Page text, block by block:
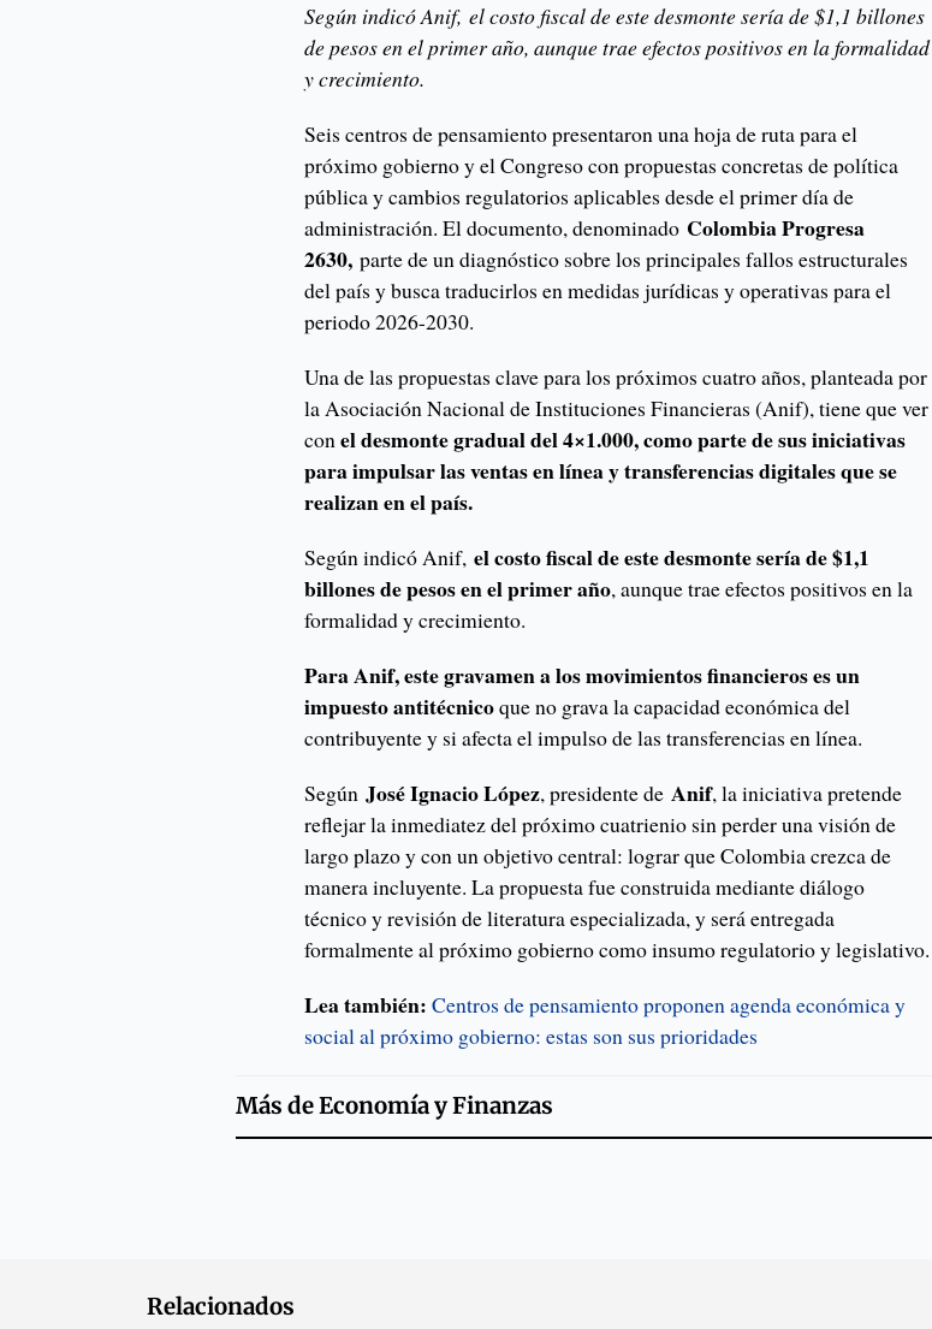
Según indicó Anif, el costo fiscal de este desmonte sería de $1,1 billones
de pesos en el primer año, aunque trae efectos positivos en la formalidad
y crecimiento.
Seis centros de pensamiento presentaron una hoja de ruta para el
próximo gobierno y el Congreso con propuestas concretas de política
pública y cambios regulatorios aplicables desde el primer día de
administración. El documento, denominado Colombia Progresa
2630, parte de un diagnóstico sobre los principales fallos estructurales
del país y busca traducirlos en medidas jurídicas y operativas para el
periodo 2026-2030.
Una de las propuestas clave para los próximos cuatro años, planteada por
la Asociación Nacional de Instituciones Financieras (Anif), tiene que ver
conel desmonte gradual del 4×1.000, como parte de sus iniciativas
para impulsar las ventas en línea y transferencias digitales que se
realizan en el país.
Según indicó Anif, el costo fiscal de este desmonte sería de $1,1
billones de pesos en el primer año, aunque trae efectos positivos en la
formalidad y crecimiento.
Para Anif, este gravamen a los movimientos financieros es un
impuesto antitécnicoque no grava la capacidad económica del
contribuyente y si afecta el impulso de las transferencias en línea.
Según José Ignacio López, presidente deAnif, la iniciativa pretende
reflejar la inmediatez del próximo cuatrienio sin perder una visión de
largo plazo y con un objetivo central: lograr que Colombia crezca de
manera incluyente. La propuesta fue construida mediante diálogo
técnico y revisión de literatura especializada, y será entregada
formalmente al próximo gobierno como insumo regulatorio y legislativo.
Lea también: Centros de pensamiento proponen agenda económica y
social al próximo gobierno: estas son sus prioridades
Más deEconomía y Finanzas
Relacionados